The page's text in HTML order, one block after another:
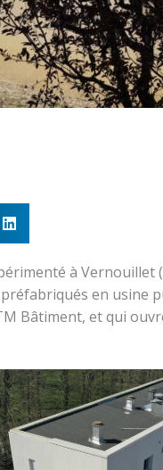
à
en usine
Bâtiment, et qui